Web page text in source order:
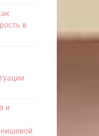
в
и
нишевой